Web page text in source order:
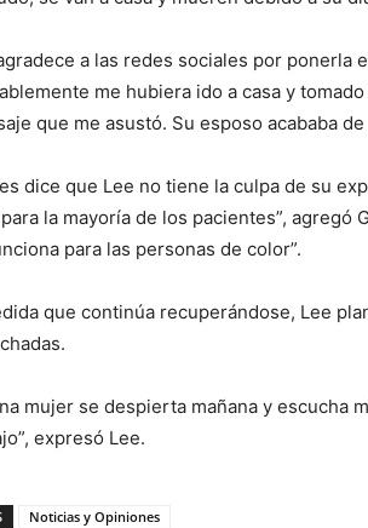
a las redes sociales por ponerla
me hubiera ido a casa y
que me asustó. Su esposo acababa
dice que Lee no tiene la culpa de su
la mayoría de los pacientes”,
para las personas de color”.
que continúa recuperándose, Lee
mujer se despierta mañana y escucha
expresó Lee.
Noticias y Opiniones